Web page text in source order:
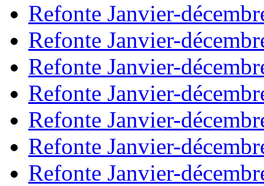
Refonte Janvier-
Refonte Janvier-
Refonte Janvier-
Refonte Janvier-
Refonte Janvier-
Refonte Janvier-
Refonte Janvier-